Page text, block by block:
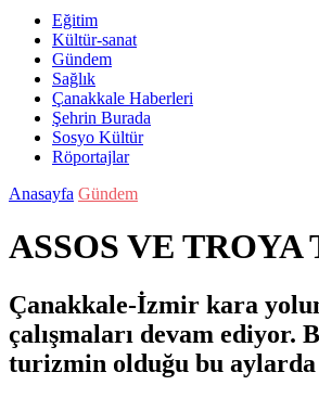
Eğitim
Kültür-sanat
Gündem
Sağlık
Çanakkale Haberleri
Şehrin Burada
Sosyo Kültür
Röportajlar
Anasayfa Gündem
ASSOS VE
Çanakkale-İzmir kara
çalışmaları devam ediyor.
turizmin olduğu bu aylarda